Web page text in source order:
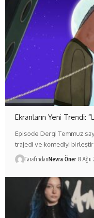
Ekranların Yeni Trendi:
Episode Dergi Temmuz
trajedi ve komediyi
TarafındanNevra Öner 8 Ağu